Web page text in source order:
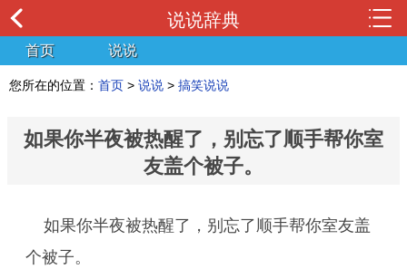
说说辞典
首页 说说
您所在的位置： 首页 > 说说 > 搞笑说说
如果你半夜被热醒了，别忘了顺手帮你室
友盖个被子。
如果你半夜被热醒了，别忘了顺手帮你室友盖
个被子。